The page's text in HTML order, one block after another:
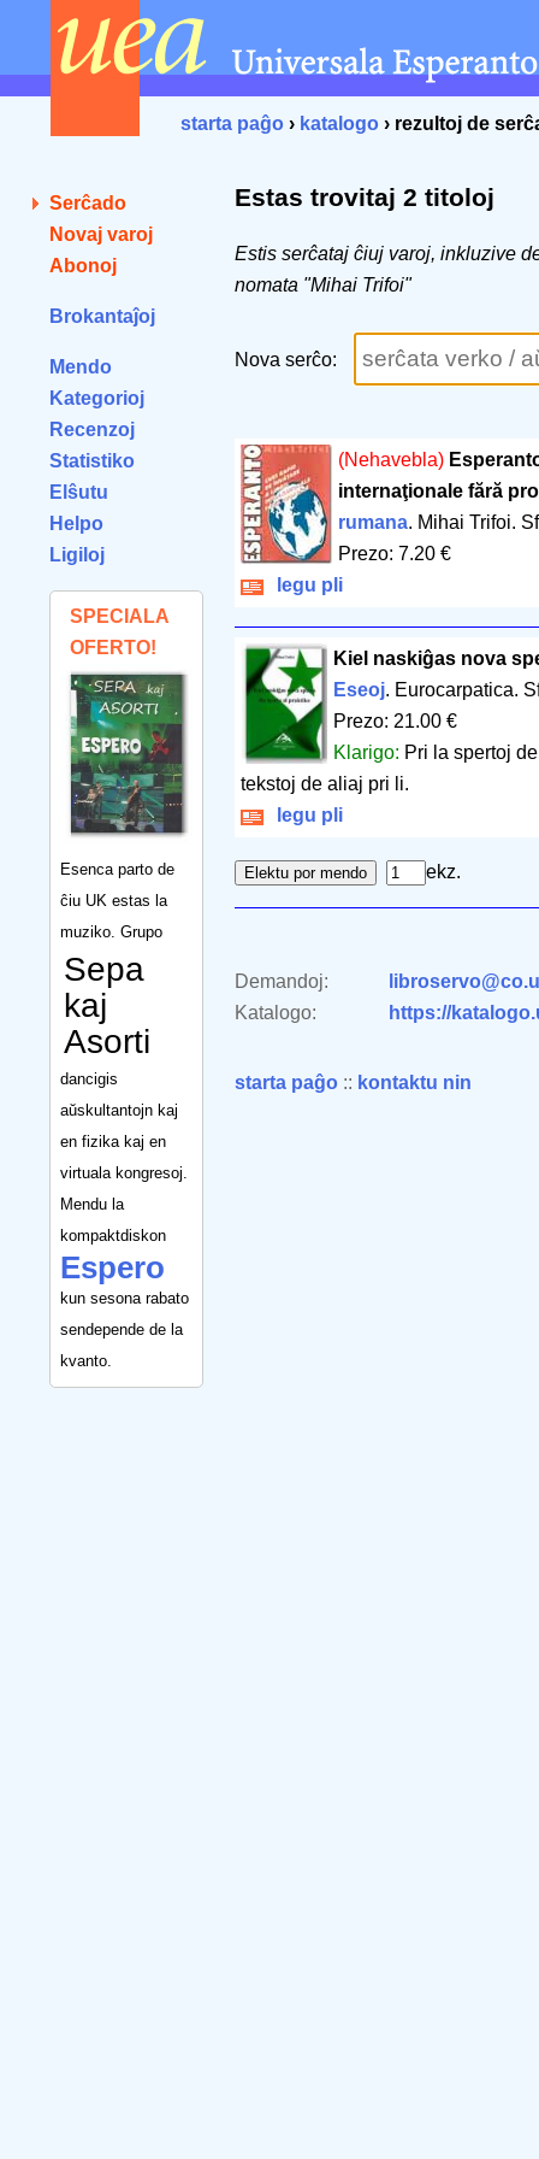
starta paĝo › katalogo › rezultoj de
Serĉado
Novaj varoj
Abonoj
Brokantaĵoj
Mendo
Kategorioj
Recenzoj
Statistiko
Elŝutu
Helpo
Ligiloj
SPECIALA
OFERTO!
Esenca parto de
ĉiu UK estas la
muziko. Grupo
Sepa
kaj
Asorti
dancigis
aŭskultantojn kaj
en fizika kaj en
virtuala kongresoj.
Mendu la
kompaktdiskon
Espero
kun sesona rabato
sendepende de la
kvanto.
Estas trovitaj 2 titoloj
Estis serĉataj ĉiuj varoj, inkluzive
nomata "Mihai Trifoi"
Nova serĉo:
(Nehavebla)
internaţionale fără
rumana. Mihai Trifoi.
Prezo: 7.20 €
legu pli
Kiel naskiĝas nova
Eseoj. Eurocarpatica.
Prezo: 21.00 €
Klarigo: Pri la spertoj
tekstoj de aliaj pri li.
legu pli
ekz.
Demandoj:
Katalogo:
https://
starta paĝo :: kontaktu nin